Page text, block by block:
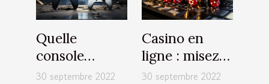
Quelle
console
choisir entre
30 septembre 2022
Casino en
ligne : misez
de petites
30 septembre 2022